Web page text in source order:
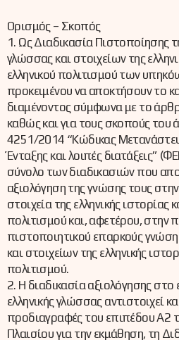
Ορισμός – Σκοπός
1. Ως Διαδικασία Πιστοποίησης
γλώσσας και στοιχείων της
ελληνικού πολιτισμού των
προκειμένου να αποκτήσουν το
διαμένοντος σύμφωνα με το
καθώς και για τους σκοπούς του
4251/2014 “Κώδικας
Ένταξης και λοιπές διατάξεις”
σύνολο των διαδικασιών που
αξιολόγηση της γνώσης τους
στοιχεία της ελληνικής ιστορίας
πολιτισμού και, αφετέρου, στην
πιστοποιητικού επαρκούς
και στοιχείων της ελληνικής
πολιτισμού.
2. Η διαδικασία αξιολόγησης
ελληνικής γλώσσας αντιστοιχεί
προδιαγραφές του επιπέδου Α2
Πλαισίου για την εκμάθηση, τη